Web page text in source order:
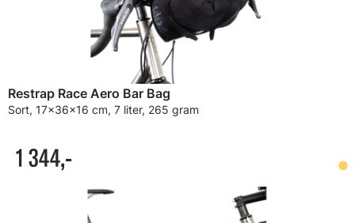
Restrap Race Aero Bar Bag
Sort, 17x36x16 cm, 7 liter, 265 gram
1 344,-